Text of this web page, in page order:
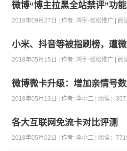
微博“博主拉黑全站禁评”功
2018年09月27日 | 作者:鸿宇-松松推广 | 阅
小米、抖音等被指刷榜，遭
2018年05月15日 | 作者:鸿宇-松松推广 | 阅
微博微卡升级：增加亲情号
2018年05月13日 | 作者:李小二 | 阅读：
各大互联网免流卡对比评测
2018年05月02日 | 作者:李小二 | 阅读：